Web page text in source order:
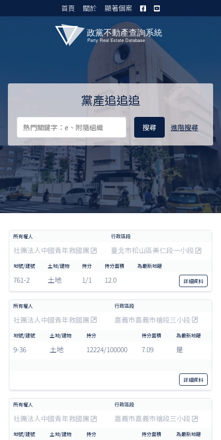
首頁 關於 顯著個案
黨產追追追
進階搜尋
社團法人中國青年救國團 臺北市松山區美仁段一小段
761-2 土地 1/1 12.0 詳細資料
社團法人中國青年救國團 嘉義市嘉義市檜段三小段
9-36 土地 12224/100000 7.09 是
詳細資料
社團法人中國青年救國團 嘉義市嘉義市檜段三小段